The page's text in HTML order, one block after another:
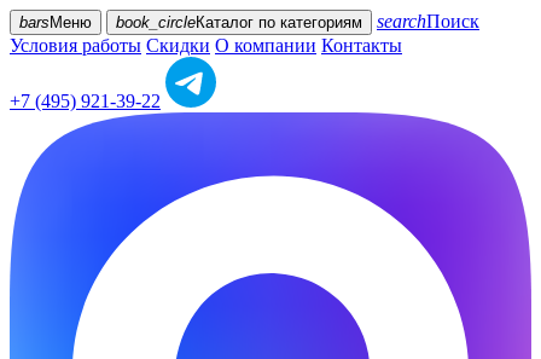
bars Меню book_circleКаталог по категориям searchПоиск
Условия работы Скидки О компании Контакты
+7 (495) 921-39-22